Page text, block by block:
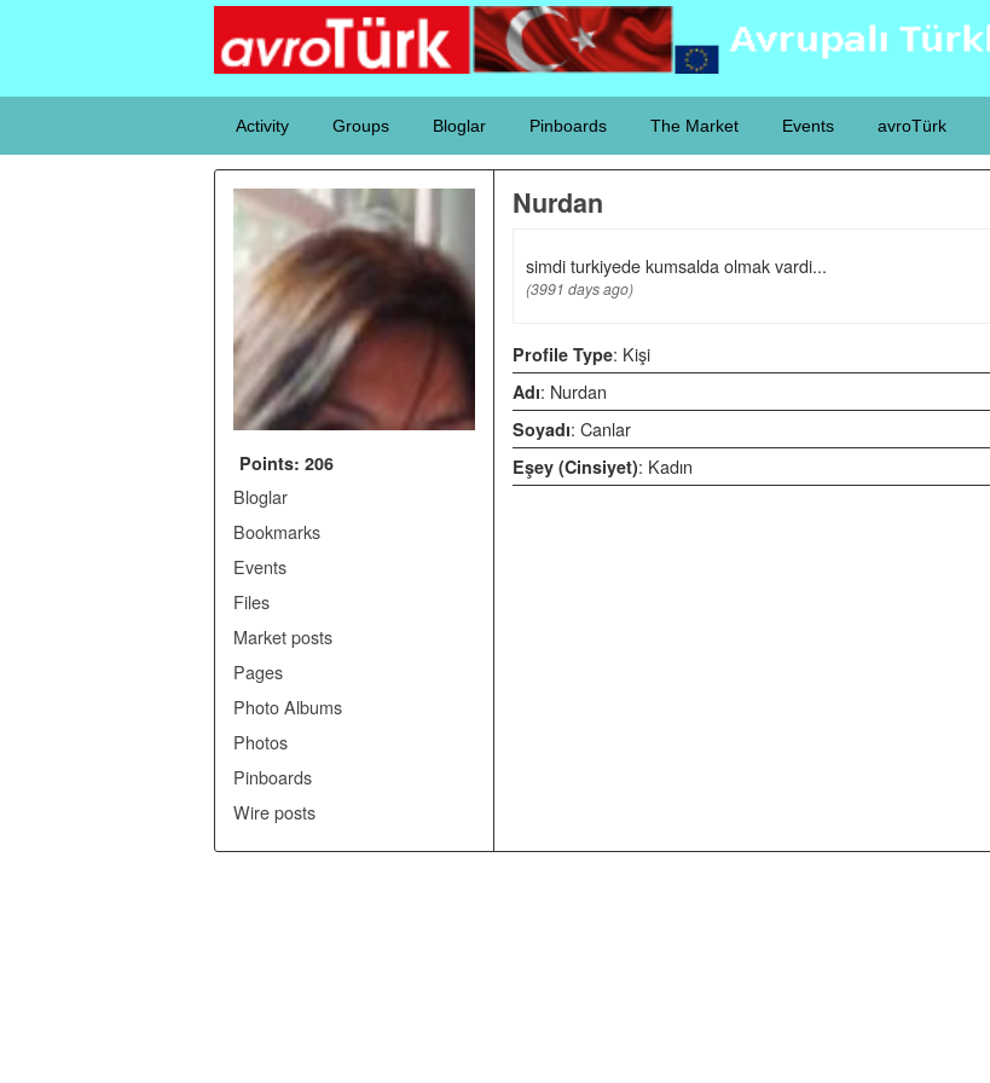
Activity Groups Bloglar Pinboards The Market Events avroTürk
Points: 206
Bloglar
Bookmarks
Events
Files
Market posts
Pages
Photo Albums
Photos
Pinboards
Wire posts
Nurdan
simdi turkiyede kumsalda olmak vardi...
(3991 days ago)
Profile Type: Kişi
Adı: Nurdan
Soyadı: Canlar
Eşey (Cinsiyet): Kadın